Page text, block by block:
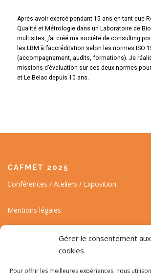
Gérer le consentement aux
cookies
Pour offrir les meilleures expériences, nous
Après avoir exercé pendant 15 ans en tant que
Qualité et Métrologie dans un Laboratoire de
multisites, j’ai créé ma société de consulting
les LBM à l’accréditation selon les normes ISO
(accompagnement, audits, formations). Je
missions d’évaluation sur ces deux normes
et Le Belac depuis 10 ans.
CAFMET 2025
Conférences / Ateliers / Exposition
Mentions légales